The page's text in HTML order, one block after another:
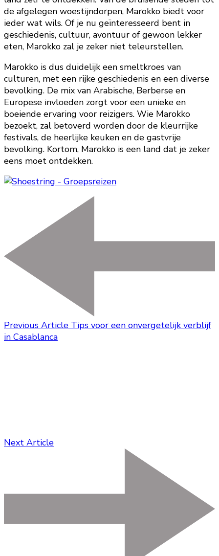
de afgelegen woestijndorpen, Marokko biedt voor
ieder wat wils. Of je nu geïnteresseerd bent in
geschiedenis, cultuur, avontuur of gewoon lekker
eten, Marokko zal je zeker niet teleurstellen.
Marokko is dus duidelijk een smeltkroes van
culturen, met een rijke geschiedenis en een diverse
bevolking. De mix van Arabische, Berberse en
Europese invloeden zorgt voor een unieke en
boeiende ervaring voor reizigers. Wie Marokko
bezoekt, zal betoverd worden door de kleurrijke
festivals, de heerlijke keuken en de gastvrije
bevolking. Kortom, Marokko is een land dat je zeker
eens moet ontdekken.
Previous Article Tips voor een onvergetelijk verblijf
in Casablanca
Next Article